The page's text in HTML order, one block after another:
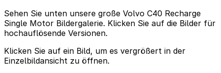
Sehen Sie unten unsere große Volvo C40 Recharge
Single Motor Bildergalerie. Klicken Sie auf die Bilder für
hochauflösende Versionen.
Klicken Sie auf ein Bild, um es vergrößert in der
Einzelbildansicht zu öffnen.